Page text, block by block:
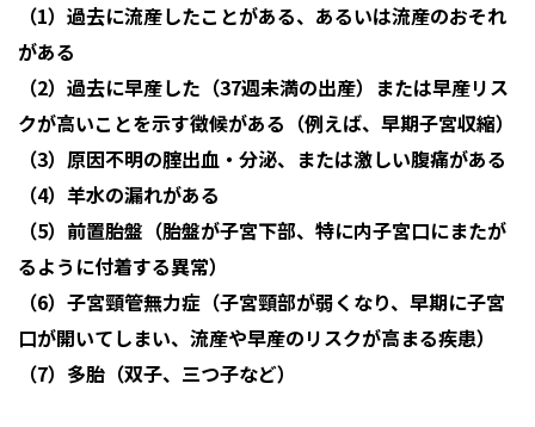
（1）過去に流産したことがある、あるいは流産のおそれ
がある
（2）過去に早産した（37週未満の出産）または早産リス
クが高いことを示す徴候がある（例えば、早期子宮収縮）
（3）原因不明の腟出血・分泌、または激しい腹痛がある
（4）羊水の漏れがある
（5）前置胎盤（胎盤が子宮下部、特に内子宮口にまたが
るように付着する異常）
（6）子宮頸管無力症（子宮頸部が弱くなり、早期に子宮
口が開いてしまい、流産や早産のリスクが高まる疾患）
（7）多胎（双子、三つ子など）